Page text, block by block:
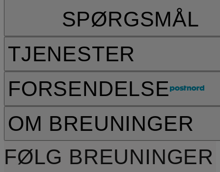
SPØRGSMÅL
TJENESTER
FORSENDELSE
OM BREUNINGER
FØLG BREUNINGER